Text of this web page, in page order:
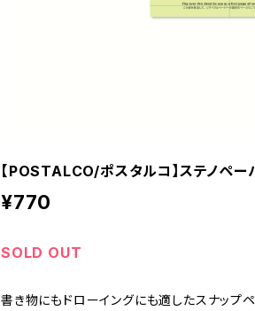
【POSTALCO/ポスタルコ】ステノペ
¥770
SOLD OUT
書き物にもドローイングにも適したスナップ